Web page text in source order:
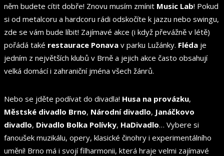
něm budete cítit dobře! Znovu musím zmínit Music Lab! Pokud
si od metalcoru a hardcoru rádi odskočíte k jazzu nebo swingu,
zde se vám bude líbit! Zajímavé akce (i když převážně v létě)
pořádá také restaurace Ponava v parku Lužánky. Fléda je
jedním z největších klubů v Brně a jejich akce často obsahují
velká domácí i zahraniční jména všech žánrů.
Nebo se jděte podívat do divadla! Husa na provázku,
Městské divadlo Brno, Národní divadlo, Janáčkovo
divadlo, Divadlo Bolka Polívky, HaDivadlo… Vybere si
fanoušek muzikálu, opery, klasické činohry i experimentálního
umění! Brno má i svojí filharmonii, která hraje velmi zajímavé